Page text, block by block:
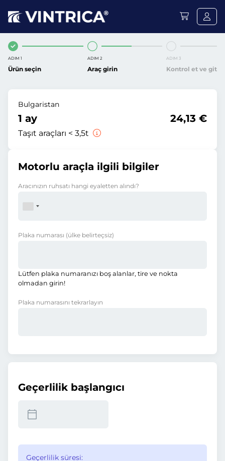
ADIM 1
Ürün seçin
ADIM 2
Araç girin
ADIM 3
Kontrol et ve git
Bulgaristan
1 ay
Taşıt araçları < 3,5t
24,13 €
Motorlu araçla ilgili bilgiler
Aracınızın ruhsatı hangi eyaletten alındı?
Plaka numarası (ülke belirteçsiz)
Lütfen plaka numaranızı boş alanlar, tire ve nokta
olmadan girin!
Plaka numarasını tekrarlayın
Geçerlilik başlangıcı
Geçerlilik süresi: